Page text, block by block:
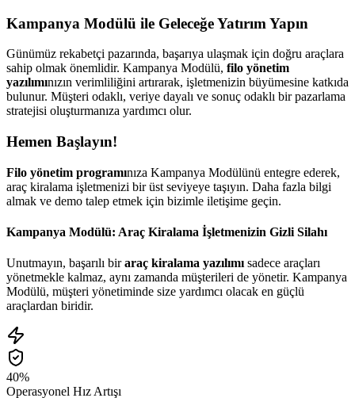
Kampanya Modülü ile Geleceğe Yatırım Yapın
Günümüz rekabetçi pazarında, başarıya ulaşmak için doğru araçlara
sahip olmak önemlidir. Kampanya Modülü, filo yönetim
yazılımınızın verimliliğini artırarak, işletmenizin büyümesine katkıda
bulunur. Müşteri odaklı, veriye dayalı ve sonuç odaklı bir pazarlama
stratejisi oluşturmanıza yardımcı olur.
Hemen Başlayın!
Filo yönetim programınıza Kampanya Modülünü entegre ederek,
araç kiralama işletmenizi bir üst seviyeye taşıyın. Daha fazla bilgi
almak ve demo talep etmek için bizimle iletişime geçin.
Kampanya Modülü: Araç Kiralama İşletmenizin Gizli Silahı
Unutmayın, başarılı biraraç kiralama yazılımısadece araçları
yönetmekle kalmaz, aynı zamanda müşterileri de yönetir. Kampanya
Modülü, müşteri yönetiminde size yardımcı olacak en güçlü
araçlardan biridir.
40%
Operasyonel Hız Artışı